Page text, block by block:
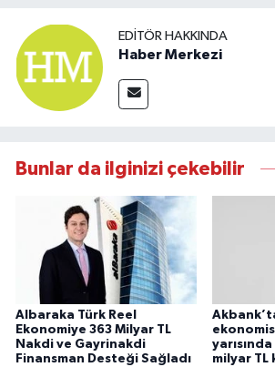
EDITÖR HAKKINDA
Haber Merkezi
Bunlar da ilginizi çekebilir
Albaraka Türk Reel
Ekonomiye 363 Milyar TL
Nakdi ve Gayrinakdi
Finansman Desteği Sağladı
milyar